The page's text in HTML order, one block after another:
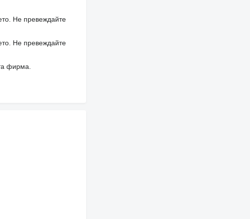
Не превеждайте
Не превеждайте
фирма.